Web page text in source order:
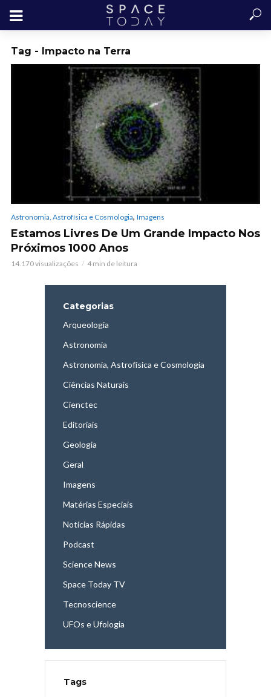
Tag - Impacto na Terra
Astronomia, Astrofísica e Cosmologia, Imagens
Estamos Livres De Um Grande Impacto Nos
Próximos 1000 Anos
14.170 visualizações 4 min de leitura
Categorias
Arqueologia
Astronomia
Astronomia, Astrofísica e Cosmologia
Ciências Naturais
Cienctec
Editoriais
Geologia
Geral
Imagens
Matérias Especiais
Notícias Rápidas
Podcast
Science News
Space Today TV
Tecnoscience
UFOs e Ufologia
Tags